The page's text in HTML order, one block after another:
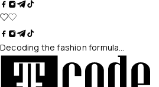
Decoding the fashion formula…